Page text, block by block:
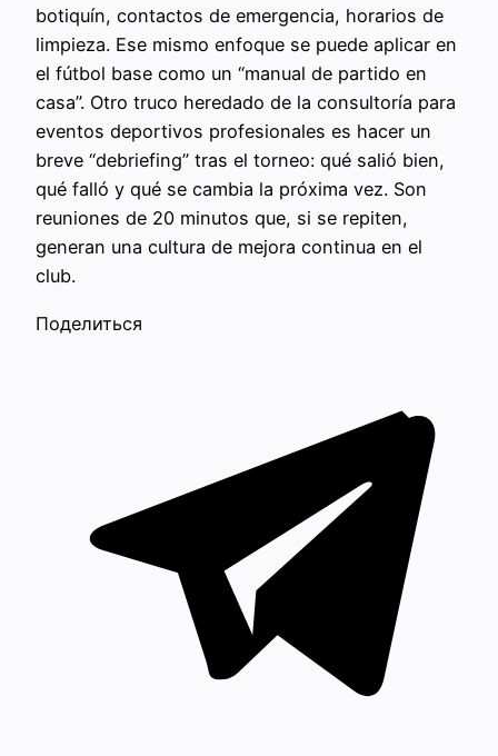
botiquín, contactos de emergencia, horarios de
limpieza. Ese mismo enfoque se puede aplicar en
el fútbol base como un “manual de partido en
casa”. Otro truco heredado de la consultoría para
eventos deportivos profesionales es hacer un
breve “debriefing” tras el torneo: qué salió bien,
qué falló y qué se cambia la próxima vez. Son
reuniones de 20 minutos que, si se repiten,
generan una cultura de mejora continua en el
club.
Поделиться